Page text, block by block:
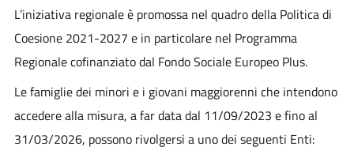
L’iniziativa regionale è promossa nel quadro della Politica di
Coesione 2021-2027 e in particolare nel Programma
Regionale cofinanziato dal Fondo Sociale Europeo Plus.
Le famiglie dei minori e i giovani maggiorenni che intendono
accedere alla misura, a far data dal 11/09/2023 e fino al
31/03/2026, possono rivolgersi a uno dei seguenti Enti: